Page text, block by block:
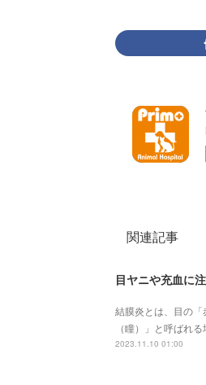
関連記事
目ヤニや充血に
結膜炎とは、目の
（瞳）」と呼ばれ
2023.11.10 01:00